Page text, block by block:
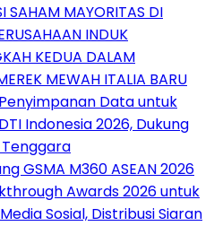
SAHAM MAYORITAS DI
INDUK
KEDUA DALAM
MEWAH ITALIA BARU
Data untuk
Indonesia 2026, Dukung
GSMA M360 ASEAN 2026
Awards 2026 untuk
Sosial, Distribusi Siaran